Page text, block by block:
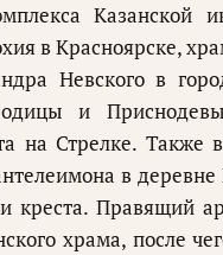
Казанской
в Красноярске,
Невского в
и
на Стрелке. Также
в
креста. Правящий
храма, после